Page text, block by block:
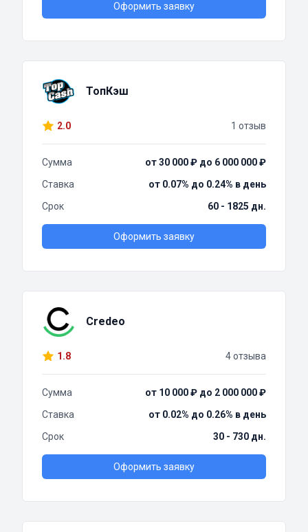
Оформить заявку
ТопКэш
2.0 1 отзыв
Сумма
от 30 000 ₽ до 6 000 000 ₽
Ставка
от 0.07% до 0.24% в день
Срок
60 - 1825 дн.
Оформить заявку
Credeo
1.8 4 отзыва
Сумма
от 10 000 ₽ до 2 000 000 ₽
Ставка
от 0.02% до 0.26% в день
Срок
30 - 730 дн.
Оформить заявку